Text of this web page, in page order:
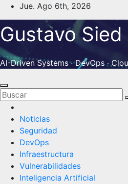
Saltar
al
contenido
Jue. Ago 6th, 2026
Gustavo Sied
AI-Driven Systems · DevOps ·
Noticias
Seguridad
DevOps
Infraestructura
Vulnerabilidades
Inteligencia Artificial